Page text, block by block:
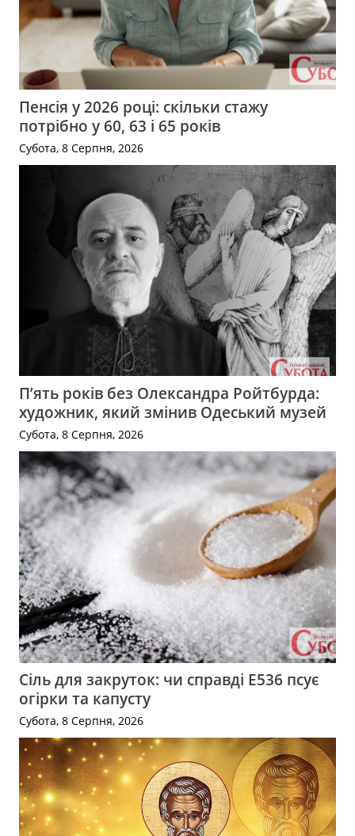
Пенсія у 2026 році: скільки стажу
потрібно у 60, 63 і 65 років
Субота, 8 Серпня, 2026
П’ять років без Олександра Ройтбурда:
художник, який змінив Одеський музей
Субота, 8 Серпня, 2026
Сіль для закруток: чи справді Е536 псує
огірки та капусту
Субота, 8 Серпня, 2026